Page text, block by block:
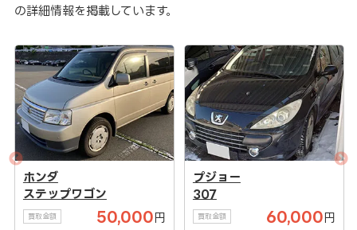
の詳細情報を掲載しています。
ホンダ
ステップワゴン
買取金額 50,000 円
プジョー
307
買取金額 60,000 円